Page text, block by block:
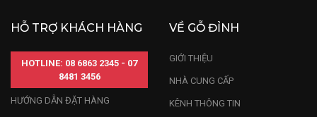
HỖ TRỢ KHÁCH HÀNG
HOTLINE: 08 6863 2345 - 07
8481 3456
HƯỚNG DẪN ĐẶT HÀNG
VỀ GỖ ĐỈNH
GIỚI THIỆU
NHÀ CUNG CẤP
KÊNH THÔNG TIN